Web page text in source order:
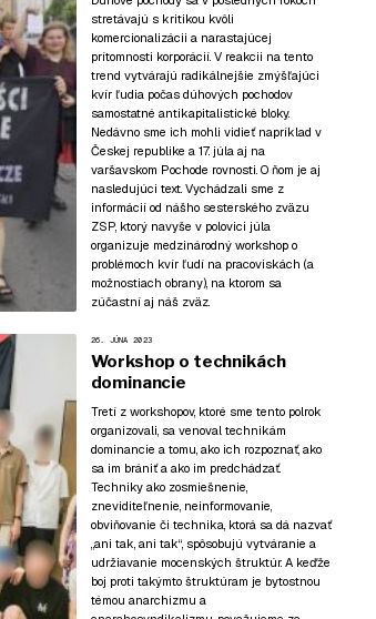
stretávajú s kritikou kvôli
komercionalizácii a narastajúcej
prítomnosti korporácií. V reakcii na tento
trend vytvárajú radikálnejšie zmýšľajúci
kvír ľudia počas dúhových pochodov
samostatné antikapitalistické bloky.
Nedávno sme ich mohli vidieť napríklad v
Českej republike a 17. júla aj na
varšavskom Pochode rovnosti. O ňom je aj
nasledujúci text. Vychádzali sme z
informácií od nášho sesterského zväzu
ZSP, ktorý navyše v polovici júla
organizuje medzinárodný workshop o
problémoch kvír ľudí na pracoviskách (a
možnostiach obrany), na ktorom sa
zúčastní aj náš zväz.
26. JÚNA 2023
Workshop o technikách
dominancie
Tretí z workshopov, ktoré sme tento polrok
organizovali, sa venoval technikám
dominancie a tomu, ako ich rozpoznať, ako
sa im brániť a ako im predchádzať.
Techniky ako zosmiešnenie,
zneviditeľnenie, neinformovanie,
obviňovanie či technika, ktorá sa dá nazvať
„ani tak, ani tak“, spôsobujú vytváranie a
udržiavanie mocenských štruktúr. A keďže
boj proti takýmto štruktúram je bytostnou
témou anarchizmu a